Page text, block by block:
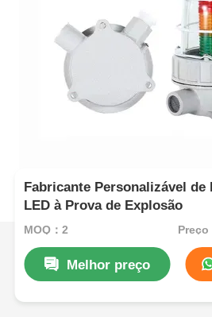
Fabricante Personalizável de
LED à Prova de Explosão
MOQ：2 Preço
Melhor preço